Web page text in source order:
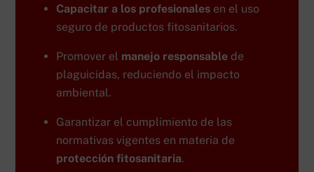
Capacitar a los profesionales en el uso
seguro de productos fitosanitarios.
Promover el manejo responsable de
plaguicidas, reduciendo el impacto
ambiental.
Garantizar el cumplimiento de las
normativas vigentes en materia de
protección fitosanitaria.